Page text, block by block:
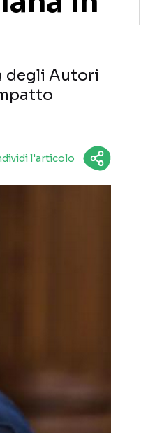
degli Autori
l'articolo